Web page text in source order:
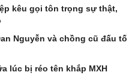
kêu gọi tôn trọng sự thật,
Nguyễn và chồng cũ đấu tố
lúc bị réo tên khắp MXH